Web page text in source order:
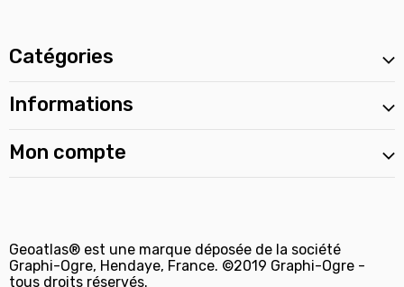
Catégories
Informations
Mon compte
Geoatlas® est une marque déposée de la société
Graphi-Ogre, Hendaye, France. ©2019 Graphi-Ogre -
tous droits réservés.